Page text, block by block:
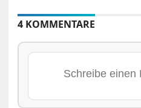
4 KOMMENTARE